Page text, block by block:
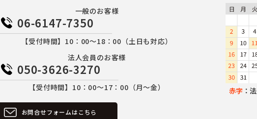
一般のお客様
06-6147-7350
【受付時間】10：00～18：00（土日も対応）
法人会員のお客様
050-3626-3270
【受付時間】10：00～17：00（月～金）
お問合せフォームはこちら
赤字 ：